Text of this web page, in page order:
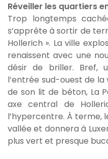
Réveiller les quartiers
Trop longtemps
s’apprête à sortir de
Hollerich ». La ville
renaissent avec une
désir de briller. Bref,
l’entrée sud-ouest de
de son lit de béton, La
axe central de
l’hypercentre. À
vallée et donnera à
plus vert et presque